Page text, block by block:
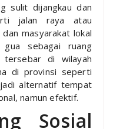
sulit dijangkau dan
jalan raya atau
masyarakat lokal
gua sebagai ruang
tersebar di wilayah
di provinsi seperti
alternatif tempat
namun efektif.
Sosial